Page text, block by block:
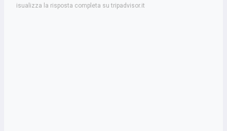
isualizza la risposta completa su tripadvisor.it